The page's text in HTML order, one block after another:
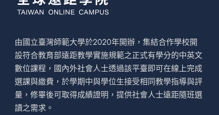
由國立臺灣師範大學於2020年開辦，集結合作學校開
設符合教育部遠距教學實施規範之正式有學分的中英文
數位課程，國內外社會人士透過該平臺即可在線上完成
選課與繳費，於學期中與學位生接受相同教學指導與評
量，修畢後可取得成績證明，提供社會人士遠距隨班選
讀之需求。